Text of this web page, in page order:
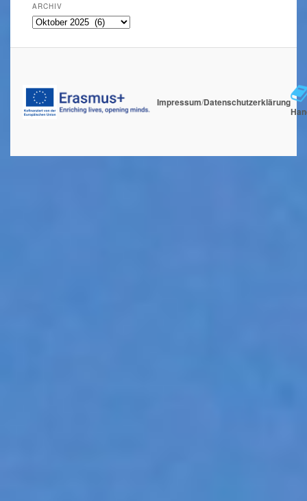
ARCHIV
Archiv
Impressum/Datenschutzerklärung